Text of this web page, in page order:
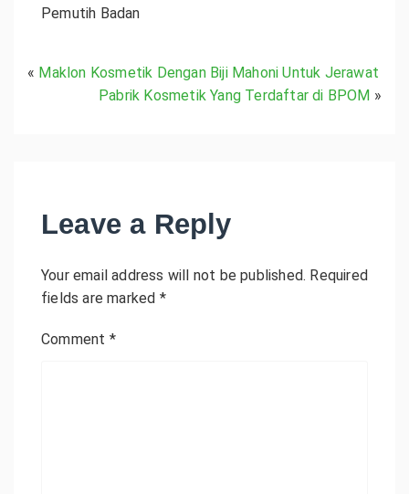
Pemutih Badan
« Maklon Kosmetik Dengan Biji Mahoni Untuk Jerawat
Pabrik Kosmetik Yang Terdaftar di BPOM »
Leave a Reply
Your email address will not be published. Required
fields are marked *
Comment *